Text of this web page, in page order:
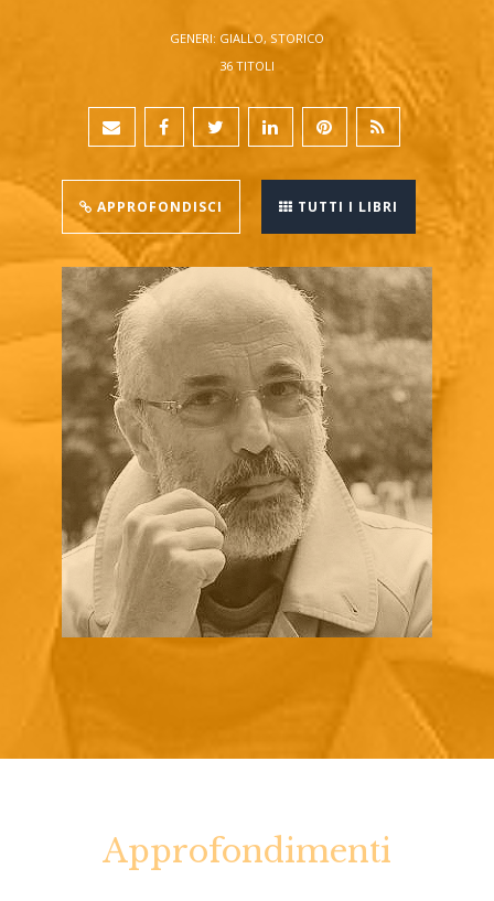
GENERI: GIALLO, STORICO
36 TITOLI
APPROFONDISCI TUTTI I LIBRI
Approfondimenti